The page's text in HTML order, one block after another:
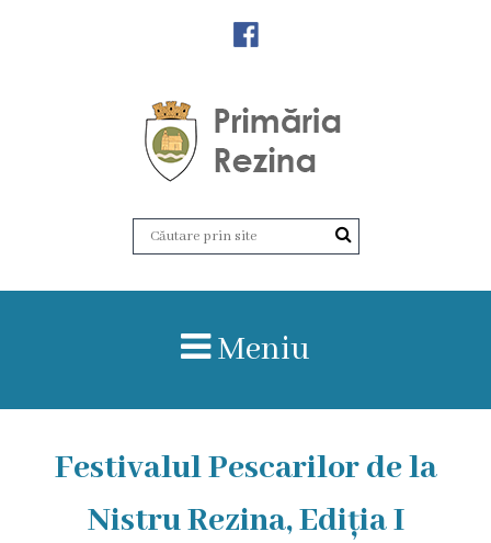
Amalgamare
în
Rezina
Meniu
Festivalul Pescarilor de la
Nistru Rezina, Ediția I